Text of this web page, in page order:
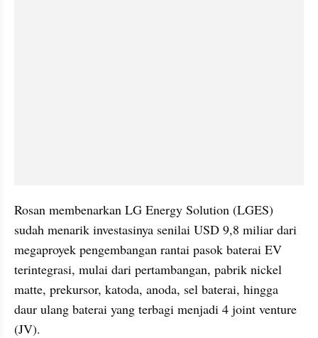
Rosan membenarkan LG Energy Solution (LGES)
sudah menarik investasinya senilai USD 9,8 miliar dari
megaproyek pengembangan rantai pasok baterai EV
terintegrasi, mulai dari pertambangan, pabrik nickel
matte, prekursor, katoda, anoda, sel baterai, hingga
daur ulang baterai yang terbagi menjadi 4 joint venture
(JV).